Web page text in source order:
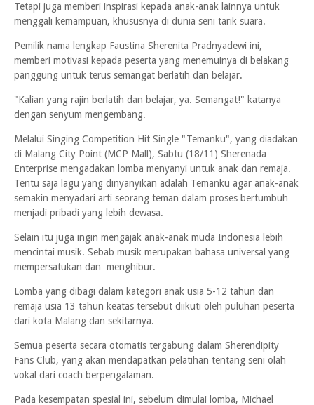
Tetapi juga memberi inspirasi kepada anak-anak lainnya untuk
menggali kemampuan, khususnya di dunia seni tarik suara.
Pemilik nama lengkap Faustina Sherenita Pradnyadewi ini,
memberi motivasi kepada peserta yang menemuinya di belakang
panggung untuk terus semangat berlatih dan belajar.
"Kalian yang rajin berlatih dan belajar, ya. Semangat!" katanya
dengan senyum mengembang.
Melalui Singing Competition Hit Single "Temanku", yang diadakan
di Malang City Point (MCP Mall), Sabtu (18/11) Sherenada
Enterprise mengadakan lomba menyanyi untuk anak dan remaja.
Tentu saja lagu yang dinyanyikan adalah Temanku agar anak-anak
semakin menyadari arti seorang teman dalam proses bertumbuh
menjadi pribadi yang lebih dewasa.
Selain itu juga ingin mengajak anak-anak muda Indonesia lebih
mencintai musik. Sebab musik merupakan bahasa universal yang
mempersatukan dan menghibur.
Lomba yang dibagi dalam kategori anak usia 5-12 tahun dan
remaja usia 13 tahun keatas tersebut diikuti oleh puluhan peserta
dari kota Malang dan sekitarnya.
Semua peserta secara otomatis tergabung dalam Sherendipity
Fans Club, yang akan mendapatkan pelatihan tentang seni olah
vokal dari coach berpengalaman.
Pada kesempatan spesial ini, sebelum dimulai lomba, Michael